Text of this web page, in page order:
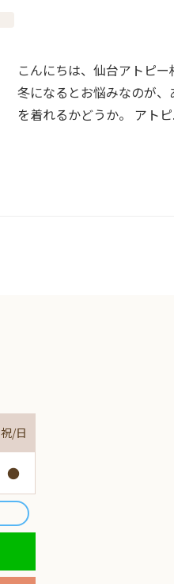
こんにちは、仙台アトピ
冬になるとお悩みなのが
を着れるかどうか。 アト
祝/日
●